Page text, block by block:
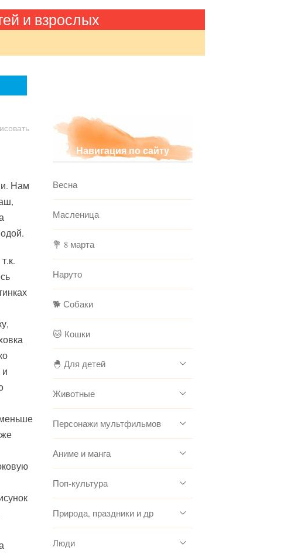
и взрослых
Нам
Навигация по сайту
Весна
Масленица
💐 8 марта
Наруто
🐕 Собаки
🐱 Кошки
🐣 Для детей
Животные
Персонажи мультфильмов
Аниме и манга
Поп-культура
Природа, праздники и др
Люди